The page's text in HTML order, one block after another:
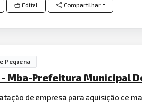
Edital Compartilhar
Pequena
Mba-Prefeitura Municipal
de empresa para aquisição de